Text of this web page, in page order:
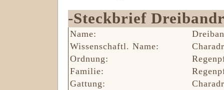
-Steckbrief
Name:
Wissenschaftl. Name:
Ordnung:
Familie:
Gattung: